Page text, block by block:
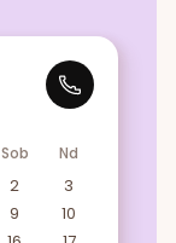
Sob Nd
2
3
9
10